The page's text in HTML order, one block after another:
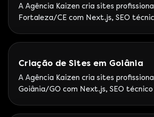
A Agência Kaizen cria sites
Fortaleza/CE com Next.js, SEO
remoto com rituais de performance e
Criação de Sites em Goiânia
A Agência Kaizen cria sites
Goiânia/GO com Next.js, SEO
Kaizen de site + SEO + mídia para o